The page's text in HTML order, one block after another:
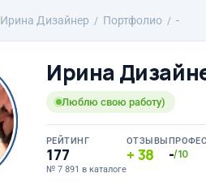
Ирина Дизайнер Портфолио -
Ирина
Люблю свою работу)
РЕЙТИНГ
177
№ 7 891 в каталоге
ОТЗЫВЫ
38 -/10